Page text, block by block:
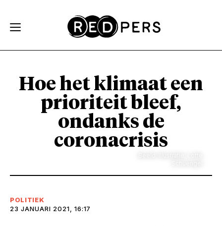
Hoe het klimaat een
prioriteit bleef,
ondanks de
coronacrisis
POLITIEK
23 JANUARI 2021, 16:17